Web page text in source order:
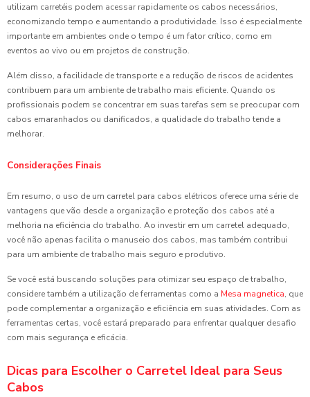
utilizam carretéis podem acessar rapidamente os cabos necessários,
economizando tempo e aumentando a produtividade. Isso é especialmente
importante em ambientes onde o tempo é um fator crítico, como em
eventos ao vivo ou em projetos de construção.
Além disso, a facilidade de transporte e a redução de riscos de acidentes
contribuem para um ambiente de trabalho mais eficiente. Quando os
profissionais podem se concentrar em suas tarefas sem se preocupar com
cabos emaranhados ou danificados, a qualidade do trabalho tende a
melhorar.
Considerações Finais
Em resumo, o uso de um carretel para cabos elétricos oferece uma série de
vantagens que vão desde a organização e proteção dos cabos até a
melhoria na eficiência do trabalho. Ao investir em um carretel adequado,
você não apenas facilita o manuseio dos cabos, mas também contribui
para um ambiente de trabalho mais seguro e produtivo.
Se você está buscando soluções para otimizar seu espaço de trabalho,
considere também a utilização de ferramentas como a Mesa magnetica, que
pode complementar a organização e eficiência em suas atividades. Com as
ferramentas certas, você estará preparado para enfrentar qualquer desafio
com mais segurança e eficácia.
Dicas para Escolher o Carretel Ideal para Seus
Cabos